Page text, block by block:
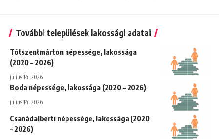
További települések lakossági adatai
Tótszentmárton népessége, lakossága
(2020 – 2026)
július 14, 2026
Boda népessége, lakossága (2020 – 2026)
július 14, 2026
Csanádalberti népessége, lakossága (2020
– 2026)